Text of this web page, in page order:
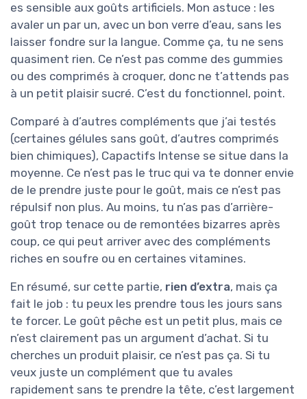
es sensible aux goûts artificiels. Mon astuce : les
avaler un par un, avec un bon verre d’eau, sans les
laisser fondre sur la langue. Comme ça, tu ne sens
quasiment rien. Ce n’est pas comme des gummies
ou des comprimés à croquer, donc ne t’attends pas
à un petit plaisir sucré. C’est du fonctionnel, point.
Comparé à d’autres compléments que j’ai testés
(certaines gélules sans goût, d’autres comprimés
bien chimiques), Capactifs Intense se situe dans la
moyenne. Ce n’est pas le truc qui va te donner envie
de le prendre juste pour le goût, mais ce n’est pas
répulsif non plus. Au moins, tu n’as pas d’arrière-
goût trop tenace ou de remontées bizarres après
coup, ce qui peut arriver avec des compléments
riches en soufre ou en certaines vitamines.
En résumé, sur cette partie, rien d’extra, mais ça
fait le job : tu peux les prendre tous les jours sans
te forcer. Le goût pêche est un petit plus, mais ce
n’est clairement pas un argument d’achat. Si tu
cherches un produit plaisir, ce n’est pas ça. Si tu
veux juste un complément que tu avales
rapidement sans te prendre la tête, c’est largement